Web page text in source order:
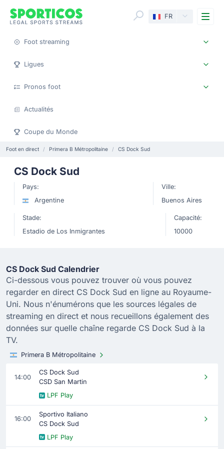
FR
Foot streaming
Ligues
Pronos foot
Actualités
Coupe du Monde
Foot en direct Primera B Métropolitaine CS Dock Sud
CS Dock Sud
Pays:
Argentine
Ville:
Buenos Aires
Stade:
Estadio de Los Inmigrantes
Capacité:
10000
CS Dock Sud Calendrier
Ci-dessous vous pouvez trouver où vous pouvez
regarder en direct CS Dock Sud en ligne au Royaume-
Uni. Nous n'énumérons que les sources légales de
streaming en direct et nous recueillons également des
données sur quelle chaîne regarde CS Dock Sud à la
TV.
Primera B Métropolitaine
14:00
CS Dock Sud
CSD San Martin
LPF Play
16:00
Sportivo Italiano
CS Dock Sud
LPF Play